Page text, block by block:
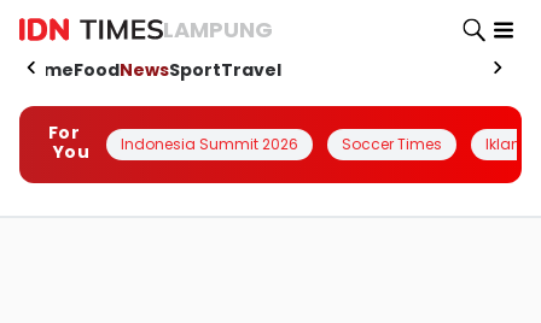
LAMPUNG
HomeFoodNewsSportTravel
For
You
Indonesia Summit 2026 Soccer Times Iklanin